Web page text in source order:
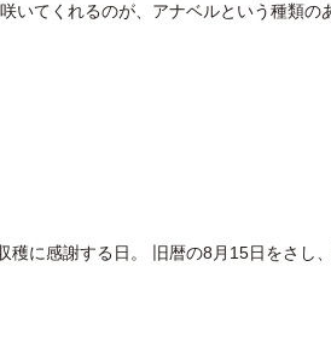
いてくれるのが、アナベルという種類の
穫に感謝する日。 旧暦の8月15日をさし